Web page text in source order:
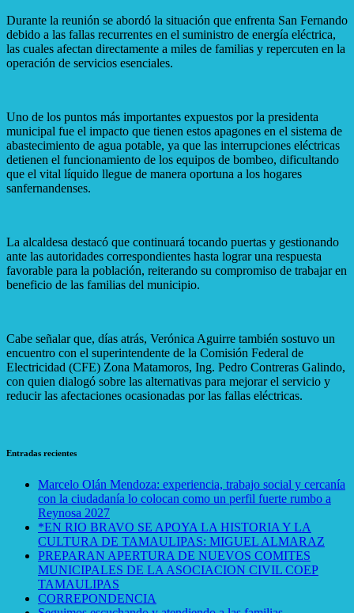
Durante la reunión se abordó la situación que enfrenta San Fernando
debido a las fallas recurrentes en el suministro de energía eléctrica,
las cuales afectan directamente a miles de familias y repercuten en la
operación de servicios esenciales.
Uno de los puntos más importantes expuestos por la presidenta
municipal fue el impacto que tienen estos apagones en el sistema de
abastecimiento de agua potable, ya que las interrupciones eléctricas
detienen el funcionamiento de los equipos de bombeo, dificultando
que el vital líquido llegue de manera oportuna a los hogares
sanfernandenses.
La alcaldesa destacó que continuará tocando puertas y gestionando
ante las autoridades correspondientes hasta lograr una respuesta
favorable para la población, reiterando su compromiso de trabajar en
beneficio de las familias del municipio.
Cabe señalar que, días atrás, Verónica Aguirre también sostuvo un
encuentro con el superintendente de la Comisión Federal de
Electricidad (CFE) Zona Matamoros, Ing. Pedro Contreras Galindo,
con quien dialogó sobre las alternativas para mejorar el servicio y
reducir las afectaciones ocasionadas por las fallas eléctricas.
Entradas recientes
Marcelo Olán Mendoza: experiencia, trabajo social y cercanía
con la ciudadanía lo colocan como un perfil fuerte rumbo a
Reynosa 2027
*EN RIO BRAVO SE APOYA LA HISTORIA Y LA
CULTURA DE TAMAULIPAS: MIGUEL ALMARAZ
PREPARAN APERTURA DE NUEVOS COMITES
MUNICIPALES DE LA ASOCIACION CIVIL COEP
TAMAULIPAS
CORREPONDENCIA